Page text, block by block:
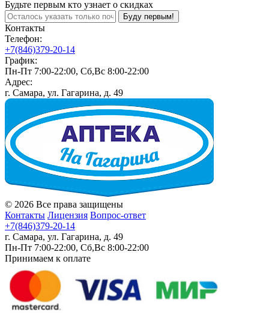
Будьте первым кто узнает о скидках
Буду первым!
Контакты
Телефон:
+7(846)379-20-14
График:
Пн-Пт 7:00-22:00, Сб,Вс 8:00-22:00
Адрес:
г. Самара, ул. Гагарина, д. 49
© 2026 Все права защищены
Контакты Лицензия Вопрос-ответ
+7(846)379-20-14
г. Самара, ул. Гагарина, д. 49
Пн-Пт 7:00-22:00, Сб,Вс 8:00-22:00
Принимаем к оплате